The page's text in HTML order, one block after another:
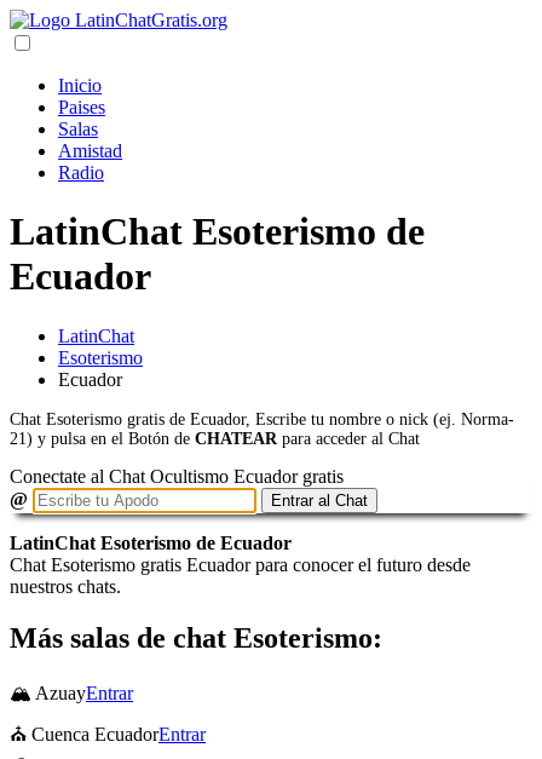
Inicio
Paises
Salas
Amistad
Radio
LatinChat Esoterismo de
Ecuador
LatinChat
Esoterismo
Ecuador
Chat Esoterismo gratis de Ecuador, Escribe tu nombre o nick (ej. Norma-
21) y pulsa en el Botón de CHATEAR para acceder al Chat
Conectate al Chat Ocultismo Ecuador gratis
@
Entrar al Chat
LatinChat Esoterismo de Ecuador
Chat Esoterismo gratis Ecuador para conocer el futuro desde
nuestros chats.
Más salas de chat Esoterismo:
🏔 AzuayEntrar
⛪ Cuenca EcuadorEntrar